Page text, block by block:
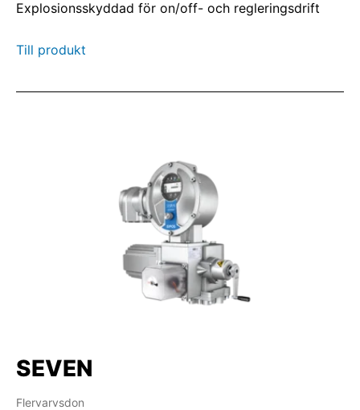
Explosionsskyddad för on/off- och regleringsdrift
Till produkt
SEVEN
Flervarvsdon